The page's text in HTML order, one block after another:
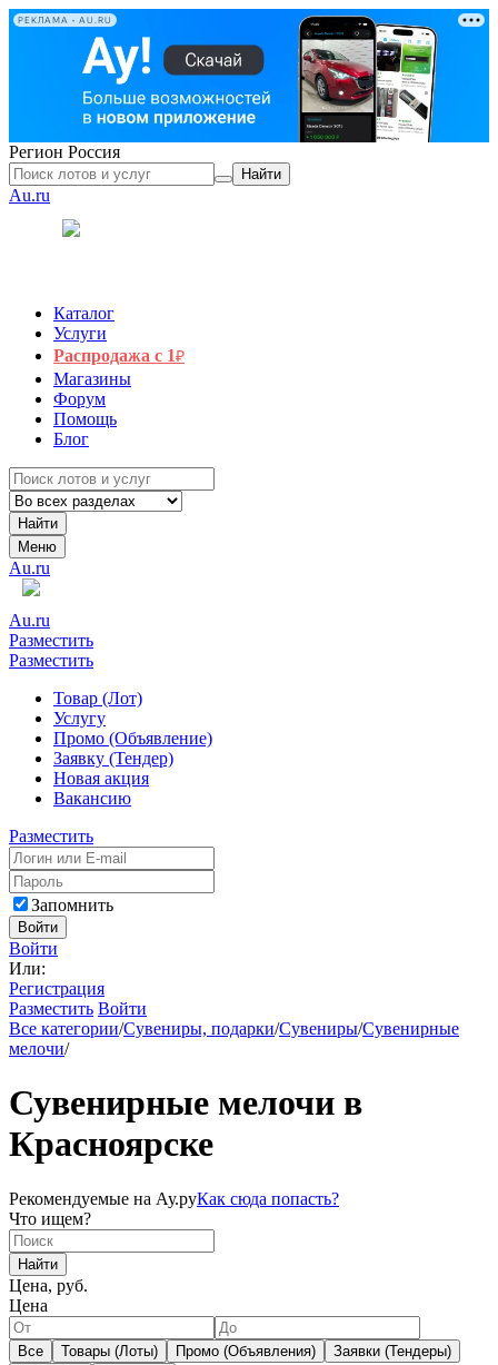
РЕКЛАМА • AU.RU
Регион Россия
Найти
Au.ru
Каталог
Услуги
Распродажа с 1₽
Магазины
Форум
Помощь
Блог
Найти
Меню
Au.ru
Au.ru
Разместить
Разместить
Товар (Лот)
Услугу
Промо (Объявление)
Заявку (Тендер)
Новая акция
Вакансию
Разместить
Запомнить
Войти
Войти
Или:
Регистрация
Разместить Войти
Все категории/Сувениры, подарки/Сувениры/Сувенирные
мелочи/
Сувенирные мелочи в
Красноярске
Рекомендуемые на Ау.руКак сюда попасть?
Что ищем?
Найти
Цена, руб.
Цена
Все Товары (Лоты) Промо (Объявления)
Заявки (Тендеры)